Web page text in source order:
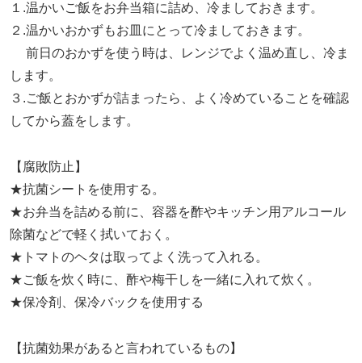
１.温かいご飯をお弁当箱に詰め、冷ましておきます。
２.温かいおかずもお皿にとって冷ましておきます。
前日のおかずを使う時は、レンジでよく温め直し、冷ま
します。
３.ご飯とおかずが詰まったら、よく冷めていることを確認
してから蓋をします。
【腐敗防止】
★抗菌シートを使用する。
★お弁当を詰める前に、容器を酢やキッチン用アルコール
除菌などで軽く拭いておく。
★トマトのヘタは取ってよく洗って入れる。
★ご飯を炊く時に、酢や梅干しを一緒に入れて炊く。
★保冷剤、保冷バックを使用する
【抗菌効果があると言われているもの】